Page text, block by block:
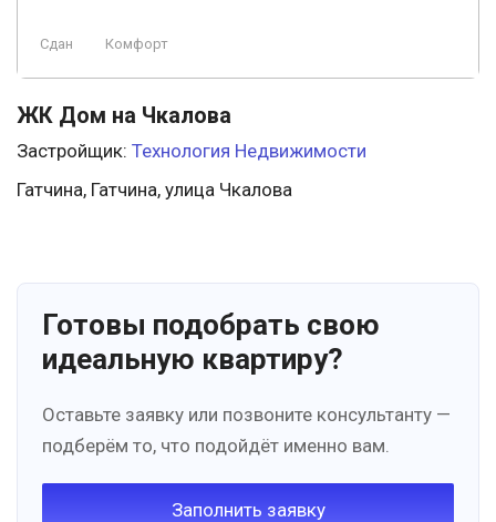
Сдан Комфорт
ЖК Дом на Чкалова
Застройщик: Технология Недвижимости
Гатчина, Гатчина, улица Чкалова
Готовы подобрать свою
идеальную квартиру?
Оставьте заявку или позвоните консультанту —
подберём то, что подойдёт именно вам.
Заполнить заявку